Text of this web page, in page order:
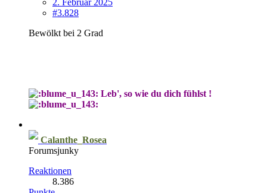
#3.828
Bewölkt bei 2 Grad
Leb', so wie du dich fühlst !
Calanthe_Rosea
Forumsjunky
Reaktionen
8.386